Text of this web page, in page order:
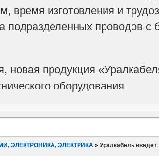
время изготовления и
подразделенных проводов с
новая продукция
оборудования.
ЭЛЕКТРОНИКА, ЭЛЕКТРИКА »Уралкабель